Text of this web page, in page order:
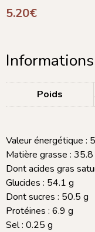
5.20€
Poids
Valeur énergétique :
Matière grasse : 35.8
Dont acides gras
Glucides : 54.1 g
Dont sucres : 50.5 g
Protéines : 6.9 g
Sel : 0.25 g